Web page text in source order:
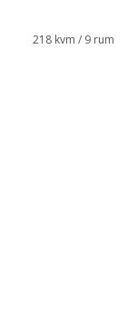
218 kvm / 9 rum